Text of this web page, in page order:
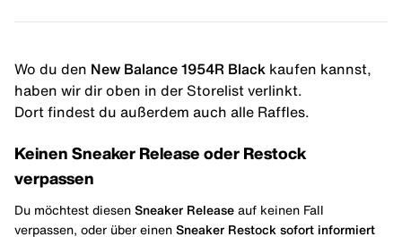
Wo du den New Balance 1954R Black kaufen kannst,
haben wir dir oben in der Storelist verlinkt.
Dort findest du außerdem auch alle Raffles.
Keinen Sneaker Release oder Restock
verpassen
Du möchtest diesen Sneaker Release auf keinen Fall
verpassen, oder über einen Sneaker Restock sofort informiert